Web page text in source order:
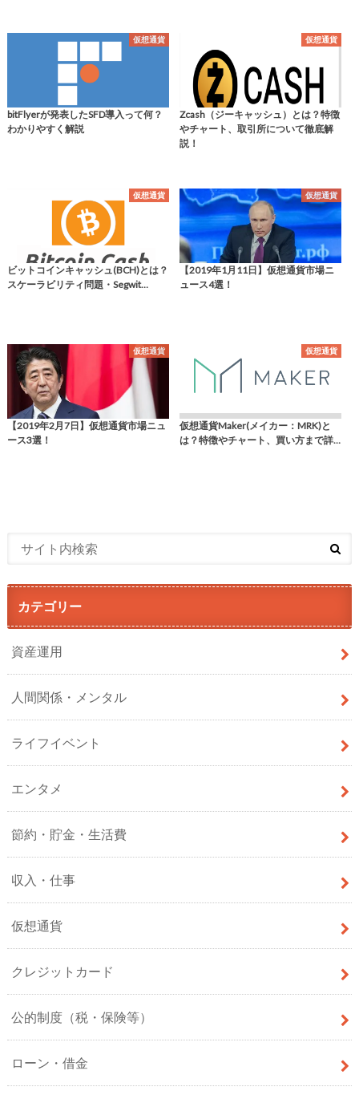
仮想通貨
bitFlyerが発表したSFD導入って何？
わかりやすく解説
仮想通貨
Zcash（ジーキャッシュ）とは？特徴
やチャート、取引所について徹底解
説！
仮想通貨
ビットコインキャッシュ(BCH)とは？
スケーラビリティ問題・Segwit…
仮想通貨
【2019年1月11日】仮想通貨市場ニ
ュース4選！
仮想通貨
【2019年2月7日】仮想通貨市場ニュ
ース3選！
仮想通貨
仮想通貨Maker(メイカー：MRK)と
は？特徴やチャート、買い方まで詳…
カテゴリー
資産運用
人間関係・メンタル
ライフイベント
エンタメ
節約・貯金・生活費
収入・仕事
仮想通貨
クレジットカード
公的制度（税・保険等）
ローン・借金